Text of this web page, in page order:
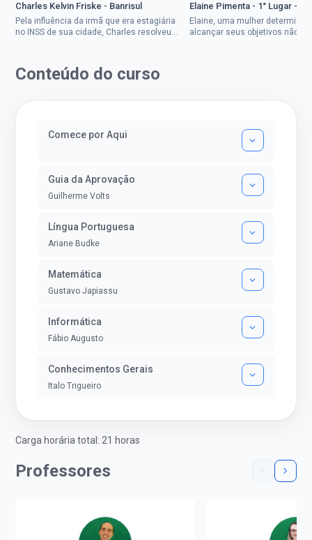
Charles Kelvin Friske - Banrisul
Pela influência da irmã que era estagiária
no INSS de sua cidade, Charles resolveu
Elaine Pimenta - 1° Lugar -
Elaine, uma mulher
alcançar seus objetivos não
Conteúdo do curso
Comece por Aqui
Guia da Aprovação
Guilherme Volts
Língua Portuguesa
Ariane Budke
Matemática
Gustavo Japiassu
Informática
Fábio Augusto
Conhecimentos Gerais
Italo Trigueiro
Carga horária total: 21 horas
Professores